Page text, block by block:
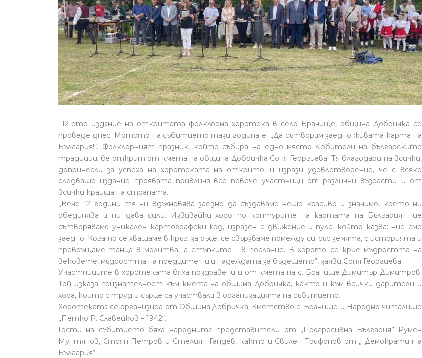
12-ото издание на откритата фолклорна хоротека в село Бранище, община Добричка се
проведе днес. Мотото на събитието тази година е: „Да сътворим заедно живата карта на
България!“. Фолклорният празник, който събира на едно място любители на българските
традиции, бе открит от кмета на община Добричка Соня Георгиева. Тя благодари на всички,
допринесли за успеха на хоротеката на открито, и изрази удовлетворение, че с всяко
следващо издание проявата привлича все повече участници от различни възрасти и от
всички краища на страната.
„Вече 12 години тя ни вдъхновява заедно да създаваме нещо красиво и значимо, което ни
обединява и ни дава сили. Извивайки хоро по контурите на картата на България, ние
сътворяваме уникален картографски код, изразен с движение и пулс, който казва: ние сме
заедно. Когато се хващаме в кръг, за ръце, се свързваме помежду си, със земята, с историята и
превръщаме танца в молитва, а стъпките - в послание. В хорото се крие мъдростта на
вековете, мъдростта на предците ни и надеждата за бъдещето”, заяви Соня Георгиева.
Участниците в хоротеката бяха поздравени и от кмета на с. Бранище Димитър Димитров.
Той изказа признателност към кмета на община Добричка, както и към всички дарители и
хора, които с труд и сърце са участвали в организацията на събитието.
Хоротеката се организира от Община Добричка, Кметство с. Бранище и Народно читалище
„Петко Р. Славейков – 1942“.
Гости на събитието бяха народните представители от „Прогресивна България” Румен
Мунтянов, Стоян Петров и Стелиян Гандев, както и Свилен Трифонов от „ Демократична
България“.